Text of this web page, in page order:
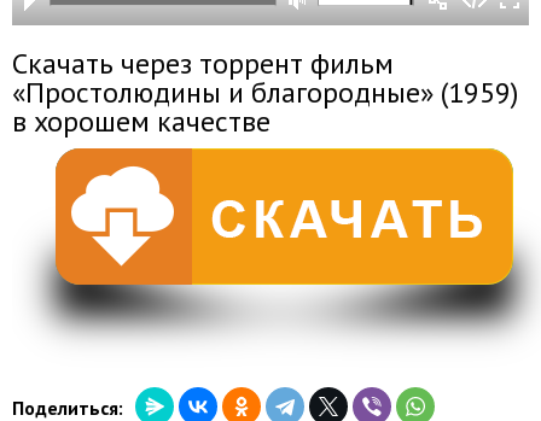
Скачать через торрент фильм
«Простолюдины и благородные» (1959)
в хорошем качестве
Поделиться: